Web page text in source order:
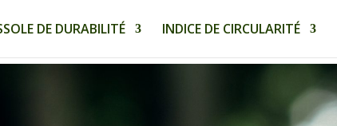
DE DURABILITÉ INDICE DE CIRCULARITÉ